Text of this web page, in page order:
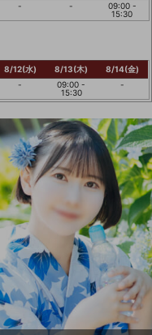
-
-
09:00 -
15:30
8/12(水)
-
8/13(木)
09:00 -
15:30
8/14(金)
-